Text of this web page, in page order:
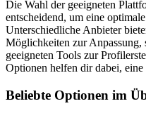
Die Wahl der geeigneten
entscheidend, um eine
Unterschiedliche Anbieter
Möglichkeiten zur Anpassung,
geeigneten Tools zur
Optionen helfen dir dabei,
Beliebte Optionen im